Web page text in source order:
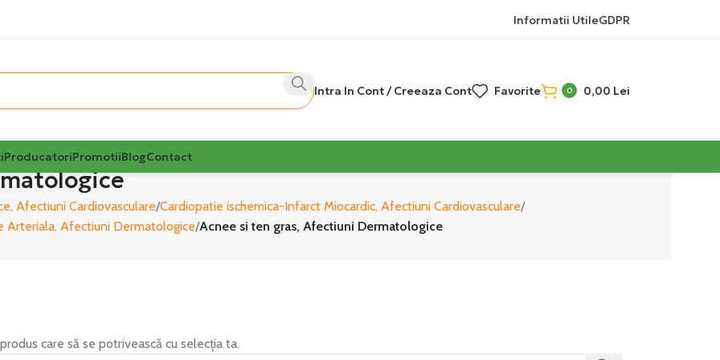
Informatii UtileGDPR
Intra In Cont / Creeaza Cont Favorite 0 0,00 Lei
ProducatoriPromotiiBlogContact
Afectiuni Cardiovasculare Cardiopatie ischemica-Infarct Miocardic, Afectiuni Cardiovasculare
Arteriala, Afectiuni Dermatologice Acnee si ten gras, Afectiuni Dermatologice
care să se potrivească cu selecția ta.